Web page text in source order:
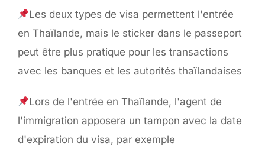
Les deux types de visa permettent l'entrée
en Thaïlande, mais le sticker dans le passeport
peut être plus pratique pour les transactions
avec les banques et les autorités thaïlandaises
Lors de l'entrée en Thaïlande, l'agent de
l'immigration apposera un tampon avec la date
d'expiration du visa, par exemple